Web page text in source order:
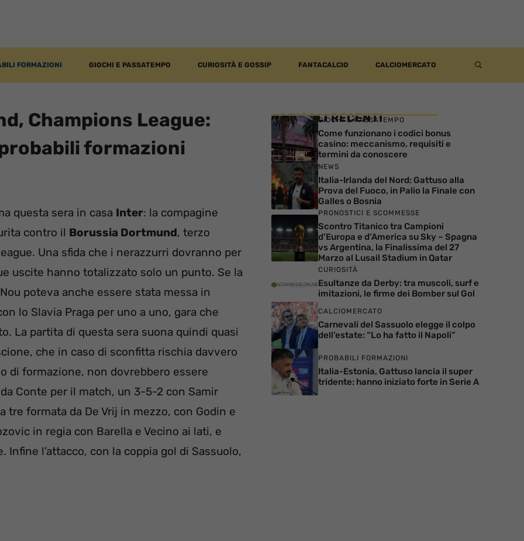
FORMAZIONI GIOCHI E PASSATEMPO CURIOSITÀ E GOSSIP FANTACALCIO CALCIOMERCATO
Champions League:
formazioni
questa sera in casa Inter: la compagine
contro il Borussia Dortmund, terzo
Una sfida che i nerazzurri dovranno per
uscite hanno totalizzato solo un punto. Se la
poteva anche essere stata messa in
lo Slavia Praga per uno a uno, gara che
La partita di questa sera suona quindi quasi
che in caso di sconfitta rischia davvero
di formazione, non dovrebbero essere
Conte per il match, un 3-5-2 con Samir
tre formata da De Vrij in mezzo, con Godin e
in regia con Barella e Vecino ai lati, e
l’attacco, con la coppia gol di Sassuolo,
ARTICOLI RECENTI
GIOCHI E PASSATEMPO
Come funzionano i codici bonus
casino: meccanismo, requisiti e
termini da conoscere
NEWS
Italia-Irlanda del Nord: Gattuso alla
Prova del Fuoco, in Palio la Finale con
Galles o Bosnia
PRONOSTICI E SCOMMESSE
Scontro Titanico tra Campioni
d’Europa e d’America su Sky – Spagna
vs Argentina, la Finalissima del 27
Marzo al Lusail Stadium in Qatar
CURIOSITÀ
Esultanze da Derby: tra muscoli, surf e
imitazioni, le firme dei Bomber sul Gol
CALCIOMERCATO
Carnevali del Sassuolo elegge il colpo
dell’estate: “Lo ha fatto il Napoli”
PROBABILI FORMAZIONI
Italia-Estonia, Gattuso lancia il super
tridente: hanno iniziato forte in Serie A